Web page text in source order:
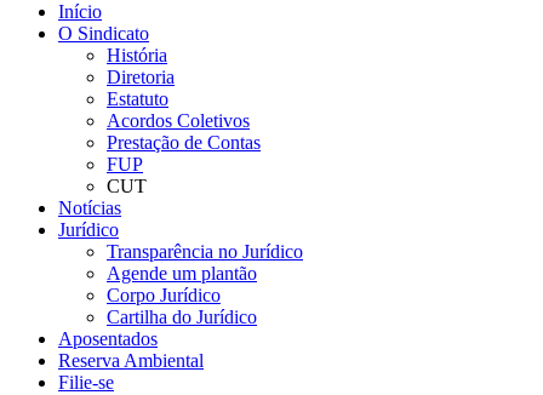
Início
O Sindicato
História
Diretoria
Estatuto
Acordos Coletivos
Prestação de Contas
FUP
CUT
Notícias
Jurídico
Transparência no Jurídico
Agende um plantão
Corpo Jurídico
Cartilha do Jurídico
Aposentados
Reserva Ambiental
Filie-se